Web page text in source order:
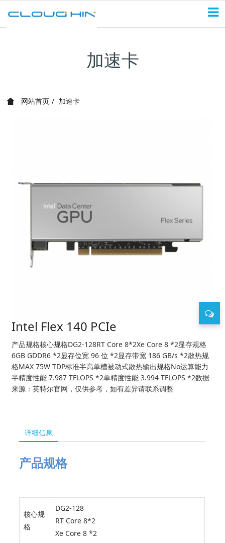
加速卡
网站首页 加速卡
Intel Flex 140 PCIe
产品规格核心规格DG2-128RT Core 8*2Xe Core 8 *2显存规格
6GB GDDR6 *2显存位宽 96 位 *2显存带宽 186 GB/s *2散热规
格MAX 75W TDP标准半高单槽被动式散热输出规格No运算能力
半精度性能 7.987 TFLOPS *2单精度性能 3.994 TFLOPS *2数据
来源：英特尔官网，仅供参考，如有差异请联系调整
详细信息
产品规格
核心规
格
DG2-128
RT Core 8*2
Xe Core 8 *2